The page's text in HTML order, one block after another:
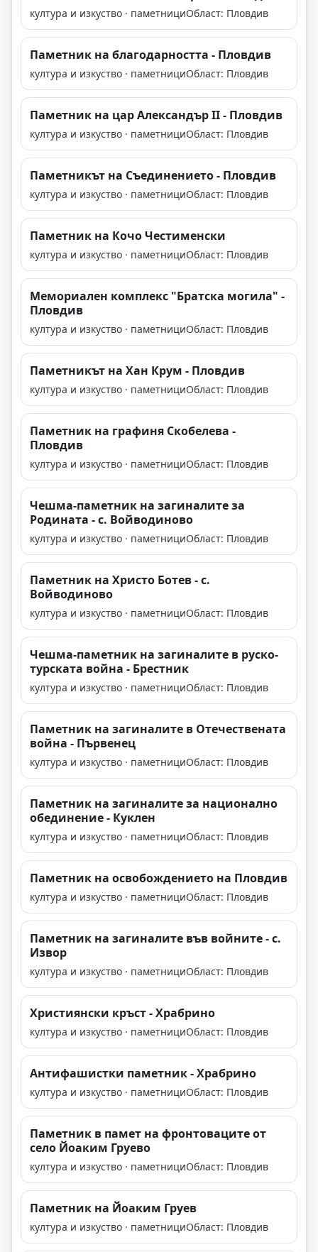
култура и изкуство · паметнициОбласт: Пловдив
Паметник на благодарността - Пловдив
култура и изкуство · паметнициОбласт: Пловдив
Паметник на цар Александър II - Пловдив
култура и изкуство · паметнициОбласт: Пловдив
Паметникът на Съединението - Пловдив
култура и изкуство · паметнициОбласт: Пловдив
Паметник на Кочо Честименски
култура и изкуство · паметнициОбласт: Пловдив
Мемориален комплекс "Братска могила" -
Пловдив
култура и изкуство · паметнициОбласт: Пловдив
Паметникът на Хан Крум - Пловдив
култура и изкуство · паметнициОбласт: Пловдив
Паметник на графиня Скобелева -
Пловдив
култура и изкуство · паметнициОбласт: Пловдив
Чешма-паметник на загиналите за
Родината - с. Войводиново
култура и изкуство · паметнициОбласт: Пловдив
Паметник на Христо Ботев - с.
Войводиново
култура и изкуство · паметнициОбласт: Пловдив
Чешма-паметник на загиналите в руско-
турската война - Брестник
култура и изкуство · паметнициОбласт: Пловдив
Паметник на загиналите в Отечествената
война - Първенец
култура и изкуство · паметнициОбласт: Пловдив
Паметник на загиналите за национално
обединение - Куклен
култура и изкуство · паметнициОбласт: Пловдив
Паметник на освобождението на Пловдив
култура и изкуство · паметнициОбласт: Пловдив
Паметник на загиналите във войните - с.
Извор
култура и изкуство · паметнициОбласт: Пловдив
Християнски кръст - Храбрино
култура и изкуство · паметнициОбласт: Пловдив
Антифашистки паметник - Храбрино
култура и изкуство · паметнициОбласт: Пловдив
Паметник в памет на фронтоваците от
село Йоаким Груево
култура и изкуство · паметнициОбласт: Пловдив
Паметник на Йоаким Груев
култура и изкуство · паметнициОбласт: Пловдив